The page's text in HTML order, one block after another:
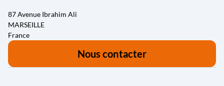
87 Avenue Ibrahim Ali
MARSEILLE
France
Nous contacter